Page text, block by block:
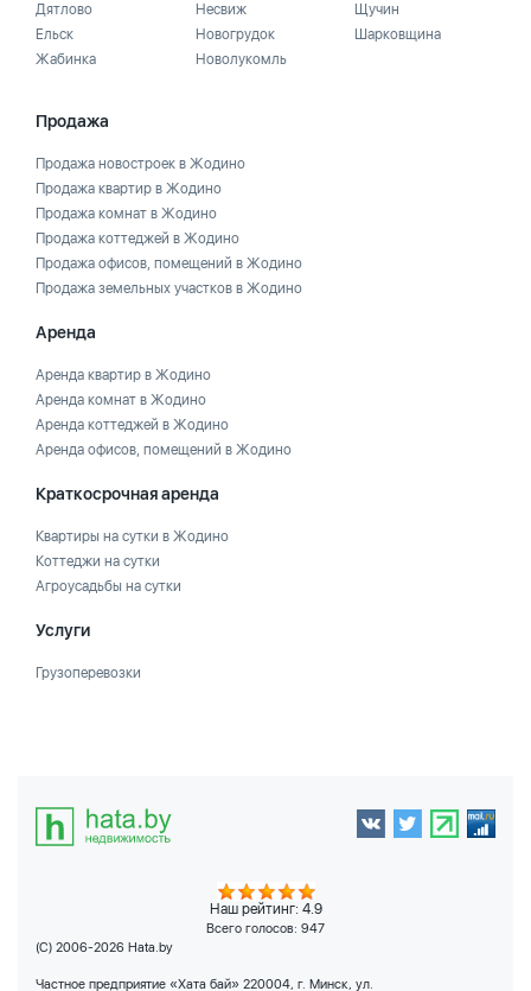
Дятлово
Ельск
Жабинка
Несвиж
Новогрудок
Новолукомль
Щучин
Шарковщина
Продажа
Продажа новостроек в Жодино
Продажа квартир в Жодино
Продажа комнат в Жодино
Продажа коттеджей в Жодино
Продажа офисов, помещений в Жодино
Продажа земельных участков в Жодино
Аренда
Аренда квартир в Жодино
Аренда комнат в Жодино
Аренда коттеджей в Жодино
Аренда офисов, помещений в Жодино
Краткосрочная аренда
Квартиры на сутки в Жодино
Коттеджи на сутки
Агроусадьбы на сутки
Услуги
Грузоперевозки
Наш рейтинг: 4.9
Всего голосов: 947
(C) 2006-2026 Hata.by
Частное предприятие «Хата бай» 220004, г. Минск, ул.